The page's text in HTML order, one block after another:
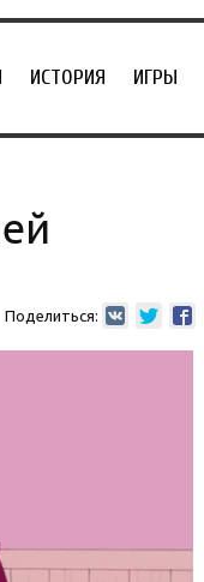
ИСТОРИЯ ИГРЫ
Поделиться: